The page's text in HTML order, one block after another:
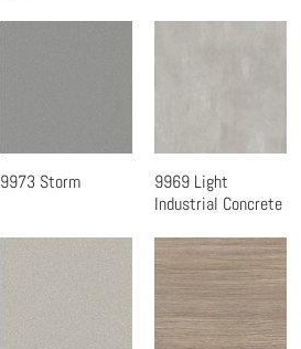
快速瀏覽
9973 Storm 快速瀏覽
9969 Light
Industrial Concrete